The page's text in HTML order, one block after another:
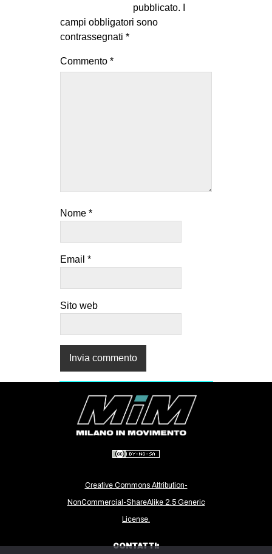
pubblicato.
campi obbligatori sono
contrassegnati *
Commento *
Nome *
Email *
Sito web
Creative Commons Attribution-
NonCommercial-ShareAlike 2.5 Generic
License.
CONTATTI: